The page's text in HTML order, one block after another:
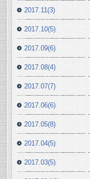
2017.11(3)
2017.10(5)
2017.09(6)
2017.08(4)
2017.07(7)
2017.06(6)
2017.05(8)
2017.04(5)
2017.03(5)